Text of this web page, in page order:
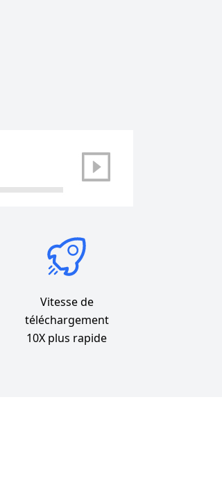
Vitesse de
téléchargement
10X plus rapide